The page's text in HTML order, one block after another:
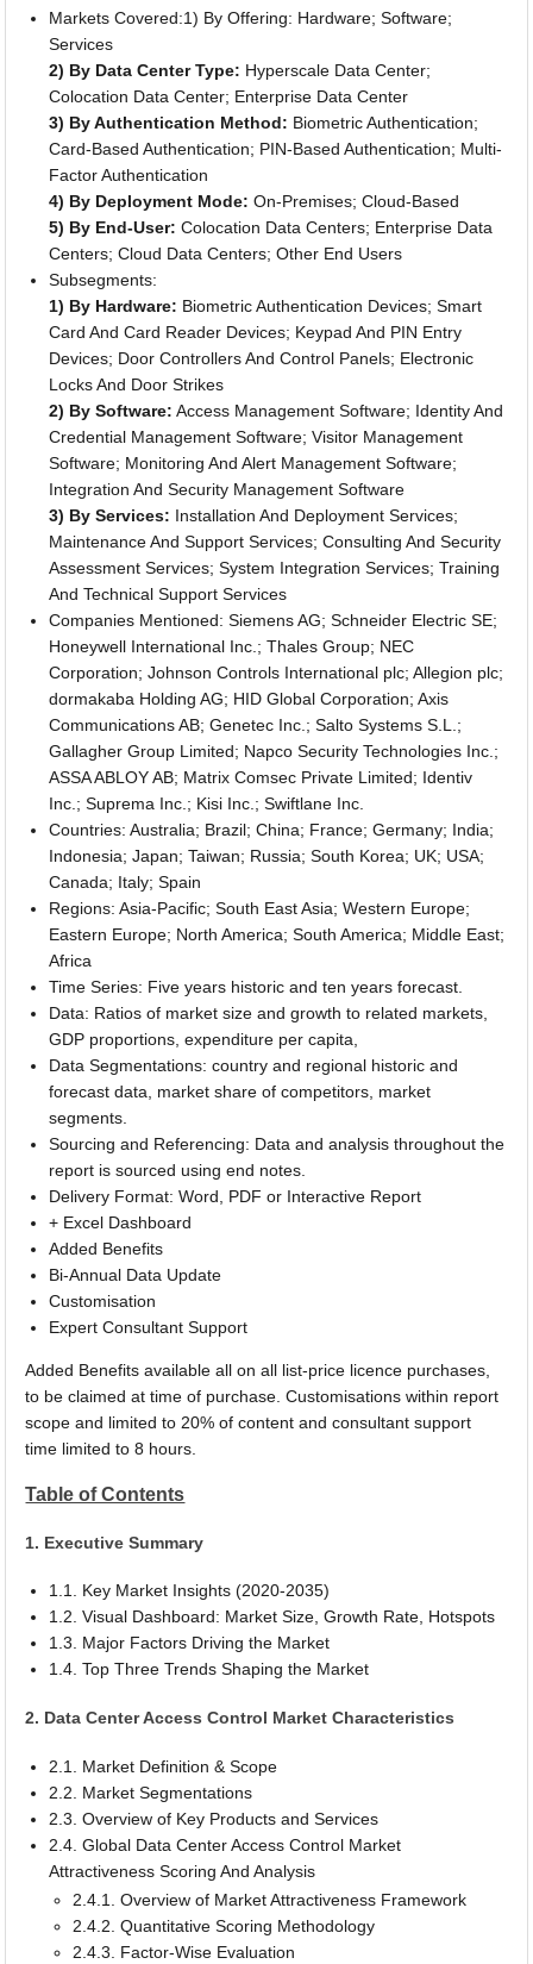
Markets Covered:1) By Offering: Hardware; Software;
Services
2) By Data Center Type: Hyperscale Data Center;
Colocation Data Center; Enterprise Data Center
3) By Authentication Method: Biometric Authentication;
Card-Based Authentication; PIN-Based Authentication; Multi-
Factor Authentication
4) By Deployment Mode: On-Premises; Cloud-Based
5) By End-User: Colocation Data Centers; Enterprise Data
Centers; Cloud Data Centers; Other End Users
Subsegments:
1) By Hardware: Biometric Authentication Devices; Smart
Card And Card Reader Devices; Keypad And PIN Entry
Devices; Door Controllers And Control Panels; Electronic
Locks And Door Strikes
2) By Software: Access Management Software; Identity And
Credential Management Software; Visitor Management
Software; Monitoring And Alert Management Software;
Integration And Security Management Software
3) By Services: Installation And Deployment Services;
Maintenance And Support Services; Consulting And Security
Assessment Services; System Integration Services; Training
And Technical Support Services
Companies Mentioned: Siemens AG; Schneider Electric SE;
Honeywell International Inc.; Thales Group; NEC
Corporation; Johnson Controls International plc; Allegion plc;
dormakaba Holding AG; HID Global Corporation; Axis
Communications AB; Genetec Inc.; Salto Systems S.L.;
Gallagher Group Limited; Napco Security Technologies Inc.;
ASSA ABLOY AB; Matrix Comsec Private Limited; Identiv
Inc.; Suprema Inc.; Kisi Inc.; Swiftlane Inc.
Countries: Australia; Brazil; China; France; Germany; India;
Indonesia; Japan; Taiwan; Russia; South Korea; UK; USA;
Canada; Italy; Spain
Regions: Asia-Pacific; South East Asia; Western Europe;
Eastern Europe; North America; South America; Middle East;
Africa
Time Series: Five years historic and ten years forecast.
Data: Ratios of market size and growth to related markets,
GDP proportions, expenditure per capita,
Data Segmentations: country and regional historic and
forecast data, market share of competitors, market
segments.
Sourcing and Referencing: Data and analysis throughout the
report is sourced using end notes.
Delivery Format: Word, PDF or Interactive Report
+ Excel Dashboard
Added Benefits
Bi-Annual Data Update
Customisation
Expert Consultant Support
Added Benefits available all on all list-price licence purchases,
to be claimed at time of purchase. Customisations within report
scope and limited to 20% of content and consultant support
time limited to 8 hours.
Table of Contents
1. Executive Summary
1.1. Key Market Insights (2020-2035)
1.2. Visual Dashboard: Market Size, Growth Rate, Hotspots
1.3. Major Factors Driving the Market
1.4. Top Three Trends Shaping the Market
2. Data Center Access Control Market Characteristics
2.1. Market Definition & Scope
2.2. Market Segmentations
2.3. Overview of Key Products and Services
2.4. Global Data Center Access Control Market
Attractiveness Scoring And Analysis
2.4.1. Overview of Market Attractiveness Framework
2.4.2. Quantitative Scoring Methodology
2.4.3. Factor-Wise Evaluation